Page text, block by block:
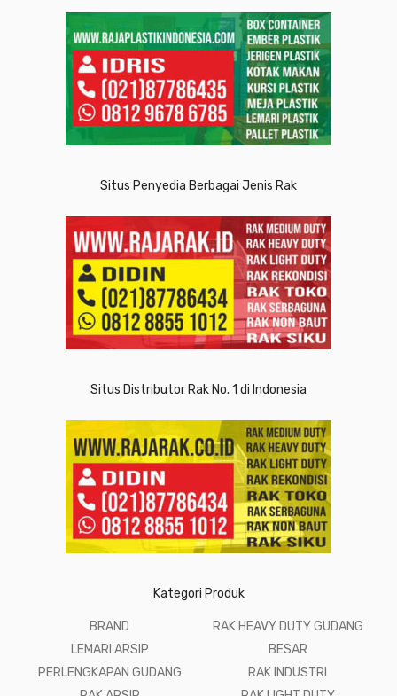
Situs Penyedia Berbagai Jenis Rak
Situs Distributor Rak No. 1 di Indonesia
Kategori Produk
BRAND
LEMARI ARSIP
PERLENGKAPAN GUDANG
RAK HEAVY DUTY GUDANG
BESAR
RAK INDUSTRI